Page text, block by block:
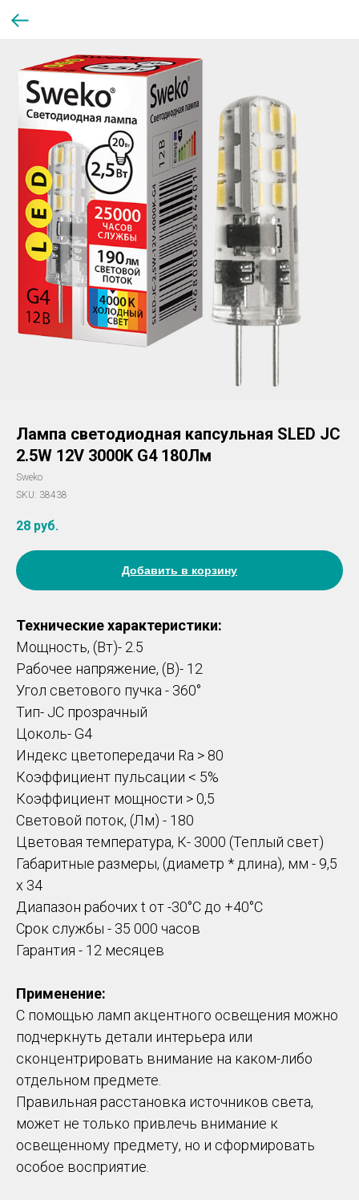
Лампа светодиодная капсульная SLED JC
2.5W 12V 3000K G4 180Лм
Sweko
SKU: 38438
28 руб.
Добавить в корзину
Технические характеристики:
Мощность, (Вт)- 2.5
Рабочее напряжение, (В)- 12
Угол светового пучка - 360°
Тип- JC прозрачный
Цоколь- G4
Индекс цветопередачи Ra > 80
Коэффициент пульсации < 5%
Коэффициент мощности > 0,5
Световой поток, (Лм) - 180
Цветовая температура, К- 3000 (Теплый свет)
Габаритные размеры, (диаметр * длина), мм - 9,5
х 34
Диапазон рабочих t от -30°C до +40°С
Срок службы - 35 000 часов
Гарантия - 12 месяцев
Применение:
С помощью ламп акцентного освещения можно
подчеркнуть детали интерьера или
сконцентрировать внимание на каком-либо
отдельном предмете.
Правильная расстановка источников света,
может не только привлечь внимание к
освещенному предмету, но и сформировать
особое восприятие.